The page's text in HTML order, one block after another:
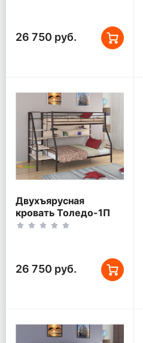
26 750 руб.
Двухъярусная
кровать Толедо-1П
Коричневый/Дуб
26 750 руб.